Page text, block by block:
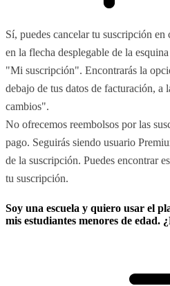
Sí, puedes cancelar tu suscripción
en la flecha desplegable de la
"Mi suscripción". Encontrarás la
debajo de tus datos de facturación,
cambios".
No ofrecemos reembolsos por las
pago. Seguirás siendo usuario
de la suscripción. Puedes encontrar
tu suscripción.
Soy una escuela y quiero usar el
mis estudiantes menores de edad.